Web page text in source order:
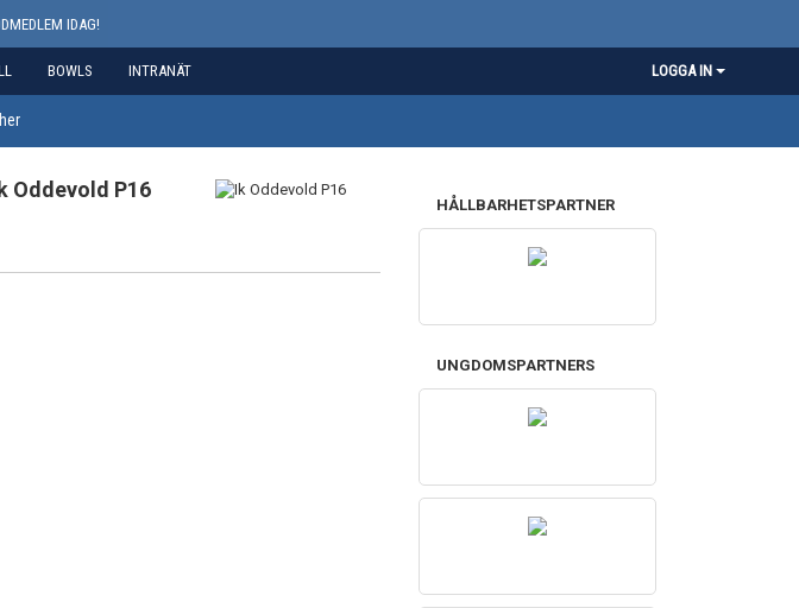
IDAG!
BOWLS INTRANÄT LOGGA IN
Oddevold P16
HÅLLBARHETSPARTNER
UNGDOMSPARTNERS